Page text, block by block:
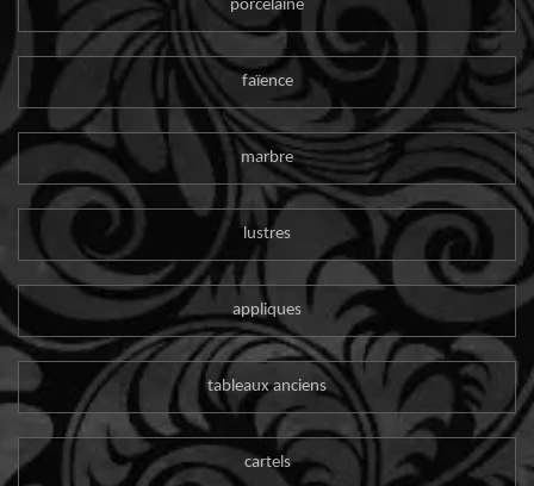
porcelaine
faïence
marbre
lustres
appliques
tableaux anciens
cartels